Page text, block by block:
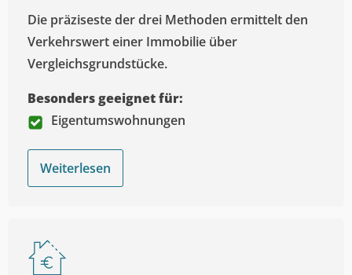
Die präziseste der drei Methoden ermittelt den
Verkehrswert einer Immobilie über
Vergleichsgrundstücke.
Besonders geeignet für:
Eigentumswohnungen
Weiterlesen